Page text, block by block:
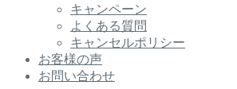
キャンペーン
よくある質問
キャンセルポリシー
お客様の声
お問い合わせ